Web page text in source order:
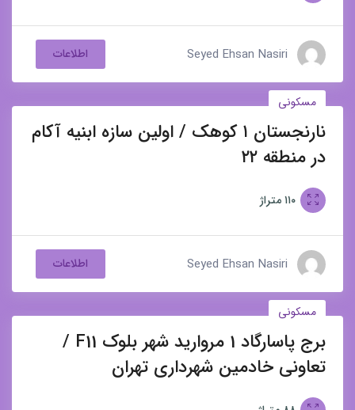
Seyed Ehsan Nasiri اطلاعات
برای فروش
مسکونی
نارنجستان ۱ کوهک / اولین سازه ابنیه آکام
در منطقه ۲۲
۱۱۰ متراژ
Seyed Ehsan Nasiri اطلاعات
برای فروش
مسکونی
برج پاسارگاد 1 مروارید شهر بلوک F11 /
تعاونی خادمین شهرداری تهران